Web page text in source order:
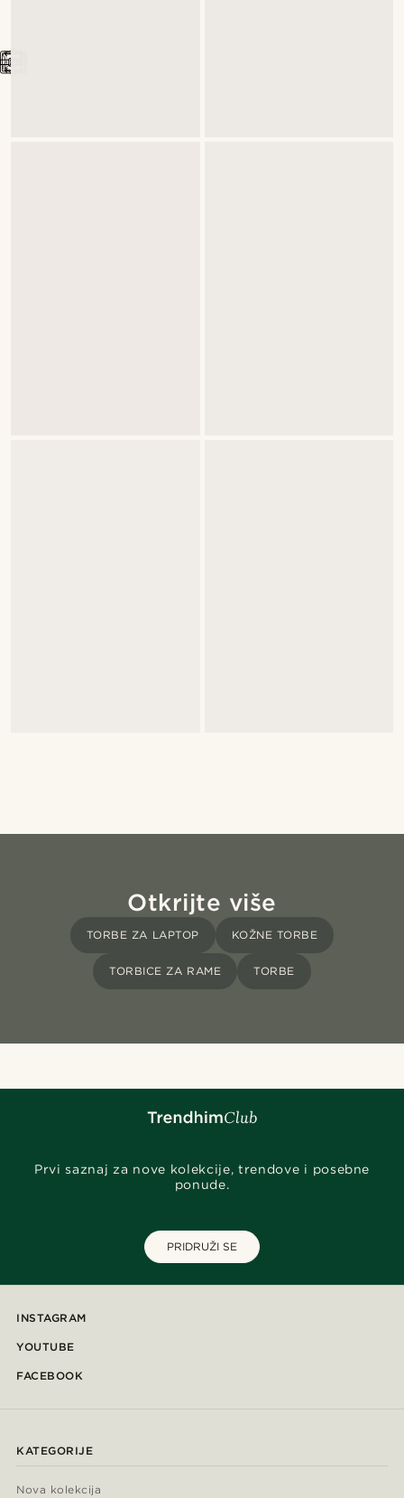
Otkrijte više
TORBE ZA LAPTOP KOŽNE TORBE
TORBICE ZA RAME TORBE
Prvi saznaj za nove kolekcije, trendove i posebne
ponude.
PRIDRUŽI SE
INSTAGRAM
YOUTUBE
FACEBOOK
KATEGORIJE
Nova kolekcija